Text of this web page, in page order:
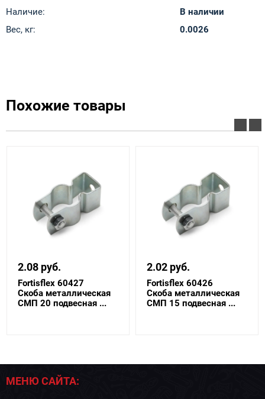
Наличие:
В наличии
Вес, кг:
0.0026
Похожие товары
2.08 руб.
Fortisflex 60427
Скоба металлическая
СМП 20 подвесная ...
2.02 руб.
Fortisflex 60426
Скоба металлическая
СМП 15 подвесная ...
МЕНЮ САЙТА: